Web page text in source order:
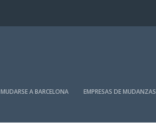
MUDARSE A BARCELONA EMPRESAS DE MUDANZAS